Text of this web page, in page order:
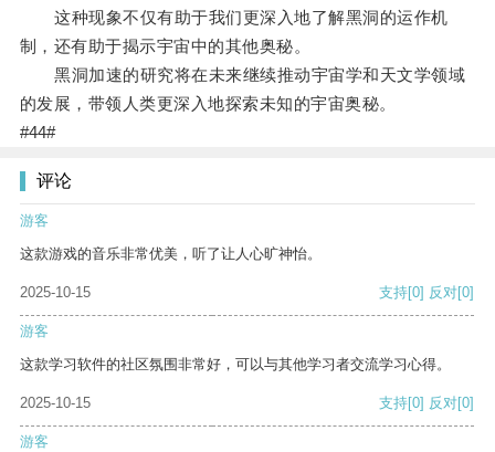
这种现象不仅有助于我们更深入地了解黑洞的运作机
制，还有助于揭示宇宙中的其他奥秘。
黑洞加速的研究将在未来继续推动宇宙学和天文学领域
的发展，带领人类更深入地探索未知的宇宙奥秘。
#44#
评论
游客
这款游戏的音乐非常优美，听了让人心旷神怡。
2025-10-15 支持[0] 反对[0]
游客
这款学习软件的社区氛围非常好，可以与其他学习者交流学习心得。
2025-10-15 支持[0] 反对[0]
游客